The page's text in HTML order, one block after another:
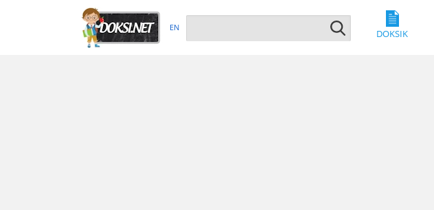
EN
DOKSIK